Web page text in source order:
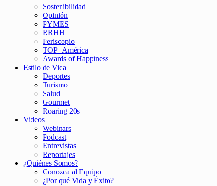
Sostenibilidad
Opinión
PYMES
RRHH
Periscopio
TOP+América
Awards of Happiness
Estilo de Vida
Deportes
Turismo
Salud
Gourmet
Roaring 20s
Videos
Webinars
Podcast
Entrevistas
Reportajes
¿Quiénes Somos?
Conozca al Equipo
¿Por qué Vida y Éxito?